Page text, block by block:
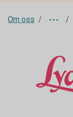
Om oss